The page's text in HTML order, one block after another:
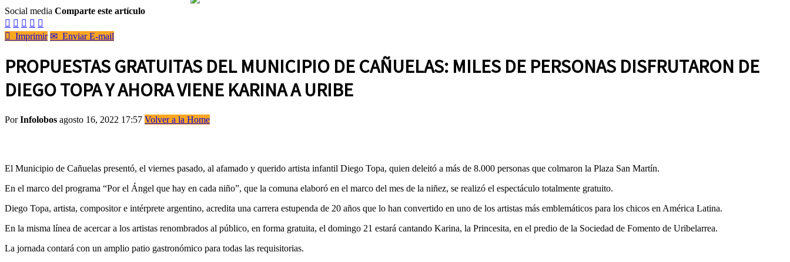
Social media Comparte este artículo
    
 Imprimir ✉ Enviar E-mail
PROPUESTAS GRATUITAS DEL MUNICIPIO DE CAÑUELAS: MILES DE PERSONAS DISFRUTARON DE
DIEGO TOPA Y AHORA VIENE KARINA A URIBE
PorInfolobos agosto 16, 2022 17:57 Volver a la Home
El Municipio de Cañuelas presentó, el viernes pasado, al afamado y querido artista infantil Diego Topa, quien deleitó a más de 8.000 personas que colmaron la Plaza San Martín.
En el marco del programa “Por el Ángel que hay en cada niño”, que la comuna elaboró en el marco del mes de la niñez, se realizó el espectáculo totalmente gratuito.
Diego Topa, artista, compositor e intérprete argentino, acredita una carrera estupenda de 20 años que lo han convertido en uno de los artistas más emblemáticos para los chicos en América Latina.
En la misma línea de acercar a los artistas renombrados al público, en forma gratuita, el domingo 21 estará cantando Karina, la Princesita, en el predio de la Sociedad de Fomento de Uribelarrea.
La jornada contará con un amplio patio gastronómico para todas las requisitorias.